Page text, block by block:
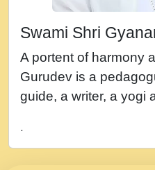
नह भरस रह
सहर चरण क .....mp3
बगड नसब कसन सवर
shastri ji maharaj.mp3
Swami Shri
A portent of harmony
Gurudev is a
guide, a writer, a yogi
.